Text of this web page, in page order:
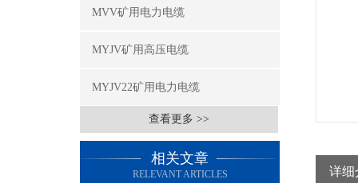
MVV矿用电力电缆
MYJV矿用高压电缆
MYJV22矿用电力电缆
查看更多 >>
相关文章
RELEVANT ARTICLES 详细